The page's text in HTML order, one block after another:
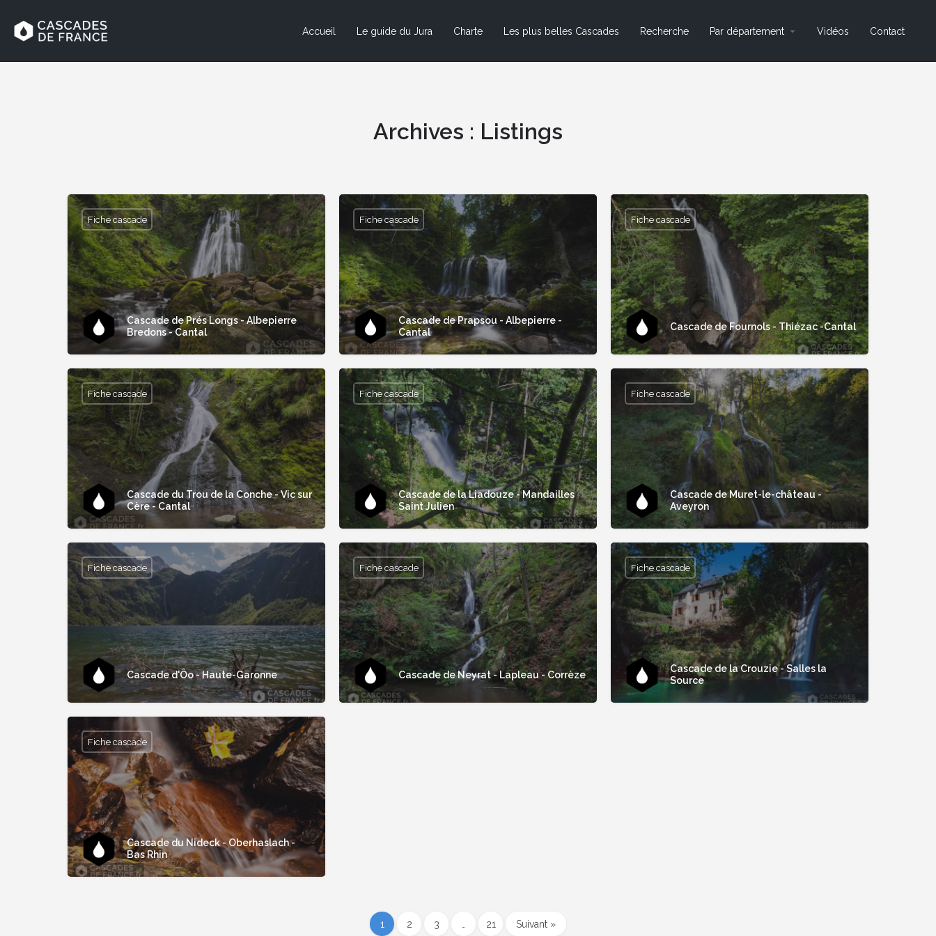
Accueil Le guide du Jura Charte Les plus belles Cascades Recherche Par département Vidéos Contact
Archives : Listings
Cascade de Prés Longs - Albepierre
Bredons - Cantal
Fiche cascade
Cascade de Prapsou - Albepierre -
Cantal
Fiche cascade
Cascade de Fournols - Thiézac -Cantal
Fiche cascade
Cascade du Trou de la Conche - Vic sur
Cère - Cantal
Fiche cascade
Cascade de la Liadouze - Mandailles
Saint Julien
Fiche cascade
Cascade de Muret-le-château -
Aveyron
Fiche cascade
Cascade d'Ôo - Haute-Garonne
Fiche cascade
Cascade de Neyrat - Lapleau - Corrèze
Fiche cascade
Cascade de la Crouzie - Salles la
Source
Fiche cascade
Cascade du Nideck - Oberhaslach -
Bas Rhin
Fiche cascade
1 2 3 21 Suivant »